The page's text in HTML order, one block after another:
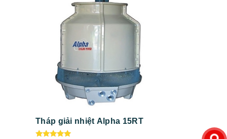
Tháp giải nhiệt Alpha 15RT